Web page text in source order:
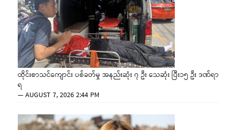
ထိုင်းစာသင်ကျောင်း ပစ်ခတ်မှု အနည်းဆုံး ၇ ဦး သေဆုံး ပြီး၁၅ ဦး ဒဏ်ရာ
ရ
—AUGUST 7, 2026 2:44 PM